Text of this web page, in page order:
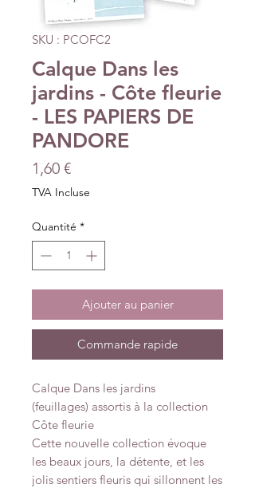
SKU : PCOFC2
Calque Dans les
jardins - Côte fleurie
- LES PAPIERS DE
PANDORE
1,60 €Prix
TVA Incluse
Quantité *
Ajouter au panier
Commande rapide
Calque Dans les jardins
(feuillages) assortis à la collection
Côte fleurie
Cette nouvelle collection évoque
les beaux jours, la détente, et les
jolis sentiers fleuris qui sillonnent les